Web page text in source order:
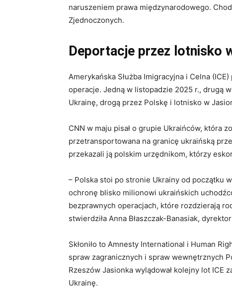
naruszeniem prawa międzynarodowego.
Zjednoczonych.
Deportacje przez lotnisko
Amerykańska Służba Imigracyjna i Celna
operacje. Jedną w listopadzie 2025 r., drugą
Ukrainę, drogą przez Polskę i lotnisko w
CNN w maju pisał o grupie Ukraińców, która
przetransportowana na granicę ukraińską
przekazali ją polskim urzędnikom, którzy
– Polska stoi po stronie Ukrainy od początku
ochronę blisko milionowi ukraińskich
bezprawnych operacjach, które rozdzierają
stwierdziła Anna Błaszczak-Banasiak,
Skłoniło to Amnesty International i Human
spraw zagranicznych i spraw wewnętrznych
Rzeszów Jasionka wylądował kolejny lot ICE
Ukrainę.